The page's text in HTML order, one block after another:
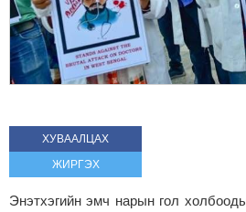
ХУВААЛЦАХ
ЖИРГЭХ
Энэтхэгийн эмч нарын гол